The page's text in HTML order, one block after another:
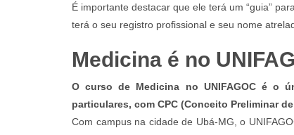
É importante destacar que ele terá um “guia”
terá o seu registro profissional e seu nome
Medicina é no
O curso de Medicina no UNIFAGOC é o
particulares, com CPC (Conceito Preliminar
Com campus na cidade de Ubá-MG, o